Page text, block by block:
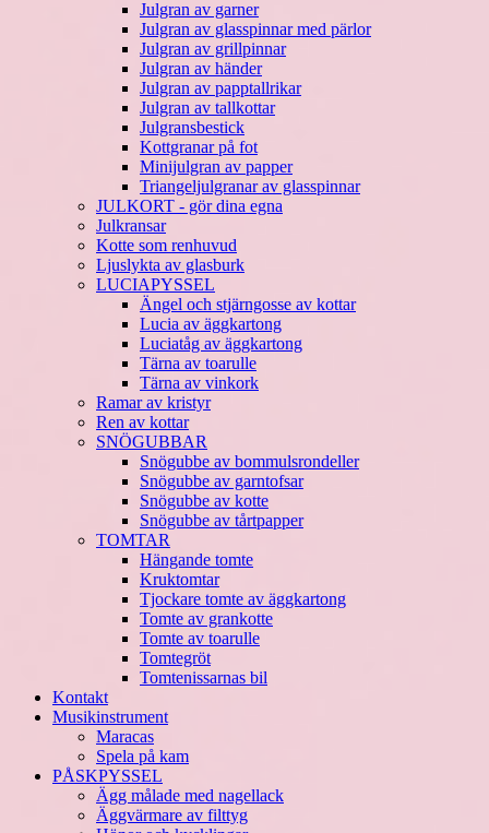
Julgran av garner
Julgran av glasspinnar med pärlor
Julgran av grillpinnar
Julgran av händer
Julgran av papptallrikar
Julgran av tallkottar
Julgransbestick
Kottgranar på fot
Minijulgran av papper
Triangeljulgranar av glasspinnar
JULKORT - gör dina egna
Julkransar
Kotte som renhuvud
Ljuslykta av glasburk
LUCIAPYSSEL
Ängel och stjärngosse av kottar
Lucia av äggkartong
Luciatåg av äggkartong
Tärna av toarulle
Tärna av vinkork
Ramar av kristyr
Ren av kottar
SNÖGUBBAR
Snögubbe av bommulsrondeller
Snögubbe av garntofsar
Snögubbe av kotte
Snögubbe av tårtpapper
TOMTAR
Hängande tomte
Kruktomtar
Tjockare tomte av äggkartong
Tomte av grankotte
Tomte av toarulle
Tomtegröt
Tomtenissarnas bil
Kontakt
Musikinstrument
Maracas
Spela på kam
PÅSKPYSSEL
Ägg målade med nagellack
Äggvärmare av filttyg